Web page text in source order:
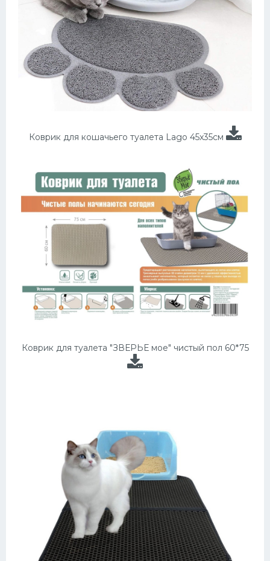
Коврик для кошачьего туалета Lago 45x35см
Коврик для туалета "ЗВЕРЬЕ мое" чистый пол 60*75